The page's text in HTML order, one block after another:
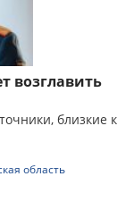
возглавить
близкие к
область